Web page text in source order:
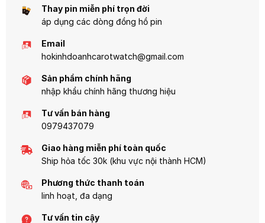
Thay pin miễn phí trọn đời
áp dụng các dòng đồng hồ pin
Email
hokinhdoanhcarotwatch@gmail.com
Sản phẩm chính hãng
nhập khẩu chính hãng thương hiệu
Tư vấn bán hàng
0979437079
Giao hàng miễn phí toàn quốc
Ship hỏa tốc 30k (khu vực nội thành HCM)
Phương thức thanh toán
linh hoạt, đa dạng
Tư vấn tin cậy